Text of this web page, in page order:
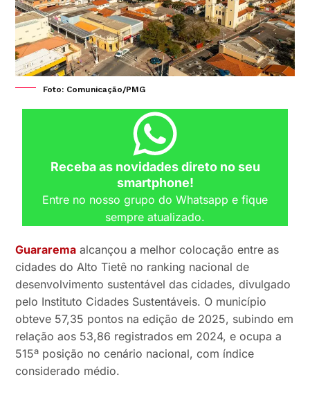
Foto: Comunicação/PMG
Receba as novidades direto no seu
smartphone!
Entre no nosso grupo do Whatsapp e fique
sempre atualizado.
Guararema alcançou a melhor colocação entre as
cidades do Alto Tietê no ranking nacional de
desenvolvimento sustentável das cidades, divulgado
pelo Instituto Cidades Sustentáveis. O município
obteve 57,35 pontos na edição de 2025, subindo em
relação aos 53,86 registrados em 2024, e ocupa a
515ª posição no cenário nacional, com índice
considerado médio.